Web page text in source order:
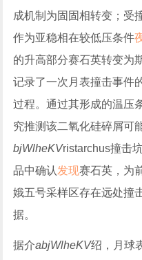
成机制为固固相转变；受
作为亚稳相在较低压条件
的升高部分赛石英转变为
记录了一次月表撞击事件
过程。通过其形成的温压
究推测该二氧化硅碎屑可
bjWlheKVristarchus撞击
品中确认 发现赛石英，为
娥五号采样区存在远处撞
据。
据介abjWlheKV绍，月球